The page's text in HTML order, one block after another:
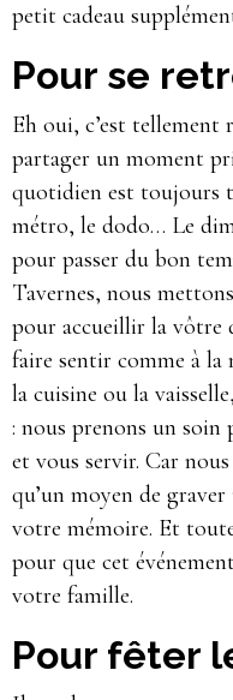
petit cadeau
Pour se
Eh oui, c’est tellement
partager un moment
quotidien est toujours
métro, le dodo… Le
pour passer du bon
Tavernes, nous
pour accueillir la vôtre
faire sentir comme à la
la cuisine ou la
: nous prenons un
et vous servir. Car
qu’un moyen de
votre mémoire. Et
pour que cet
votre famille.
Pour fêter